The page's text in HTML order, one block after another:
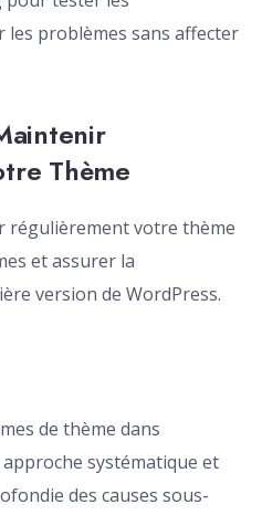
les problèmes sans affecter
Thème
régulièrement votre thème
et assurer la
version de WordPress.
de thème dans
systématique et
des causes sous-